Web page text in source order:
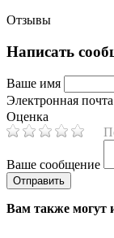
Отзывы
Написать
Ваше имя
Электронная почта
Оценка
Ваше сообщение
Вам также могут